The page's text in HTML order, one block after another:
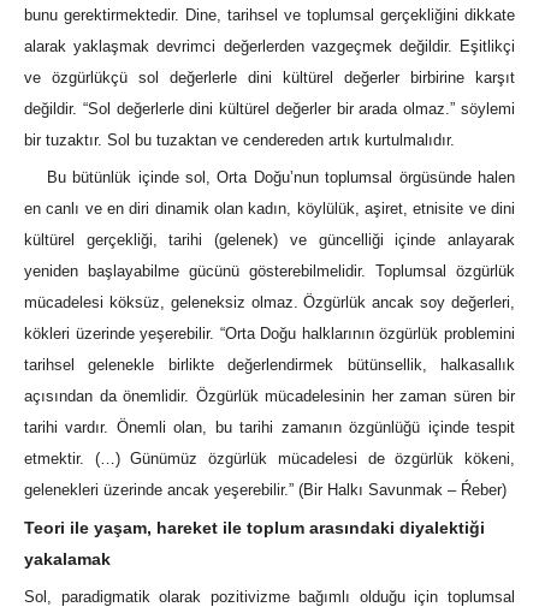
bunu gerektirmektedir. Dine, tarihsel ve toplumsal gerçekliğini dikkate
alarak yaklaşmak devrimci değerlerden vazgeçmek değildir. Eşitlikçi
ve özgürlükçü sol değerlerle dini kültürel değerler birbirine karşıt
değildir. “Sol değerlerle dini kültürel değerler bir arada olmaz.” söylemi
bir tuzaktır. Sol bu tuzaktan ve cendereden artık kurtulmalıdır.
Bu bütünlük içinde sol, Orta Doğu’nun toplumsal örgüsünde halen
en canlı ve en diri dinamik olan kadın, köylülük, aşiret, etnisite ve dini
kültürel gerçekliği, tarihi (gelenek) ve güncelliği içinde anlayarak
yeniden başlayabilme gücünü gösterebilmelidir. Toplumsal özgürlük
mücadelesi köksüz, geleneksiz olmaz. Özgürlük ancak soy değerleri,
kökleri üzerinde yeşerebilir. “Orta Doğu halklarının özgürlük problemini
tarihsel gelenekle birlikte değerlendirmek bütünsellik, halkasallık
açısından da önemlidir. Özgürlük mücadelesinin her zaman süren bir
tarihi vardır. Önemli olan, bu tarihi zamanın özgünlüğü içinde tespit
etmektir. (…) Günümüz özgürlük mücadelesi de özgürlük kökeni,
gelenekleri üzerinde ancak yeşerebilir.” (Bir Halkı Savunmak – Ŕeber)
Teori ile yaşam, hareket ile toplum arasındaki diyalektiği
yakalamak
Sol, paradigmatik olarak pozitivizme bağımlı olduğu için toplumsal